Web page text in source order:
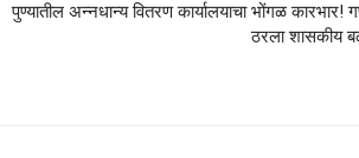
पुण्यातील अन्नधान्य वितरण कार्यालयाचा भोंगळ कारभार!
ठरला शासकीय